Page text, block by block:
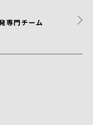
専門チーム